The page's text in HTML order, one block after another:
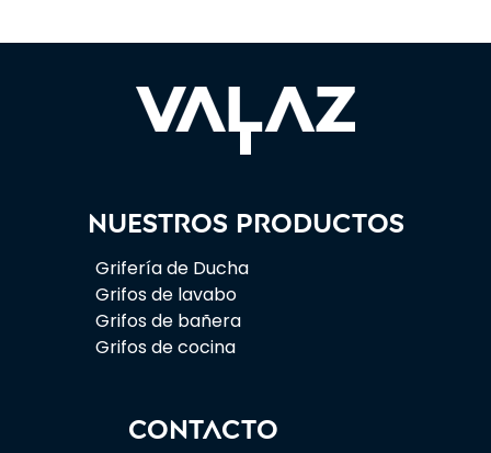
Nuestros productos
Grifería de Ducha
Grifos de lavabo
Grifos de bañera
Grifos de cocina
CONTACTO